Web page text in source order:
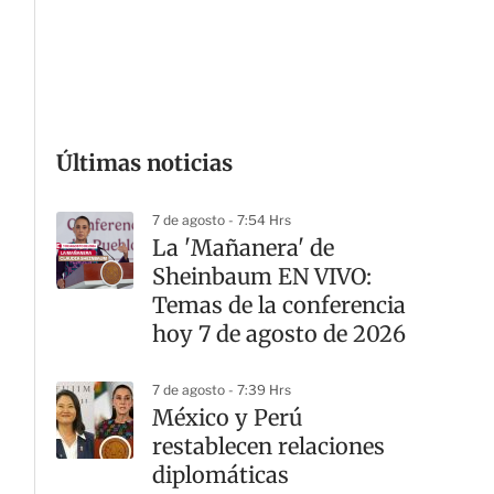
Últimas noticias
7 de agosto - 7:54 Hrs
La 'Mañanera' de
Sheinbaum EN VIVO:
Temas de la conferencia
hoy 7 de agosto de 2026
7 de agosto - 7:39 Hrs
México y Perú
restablecen relaciones
diplomáticas